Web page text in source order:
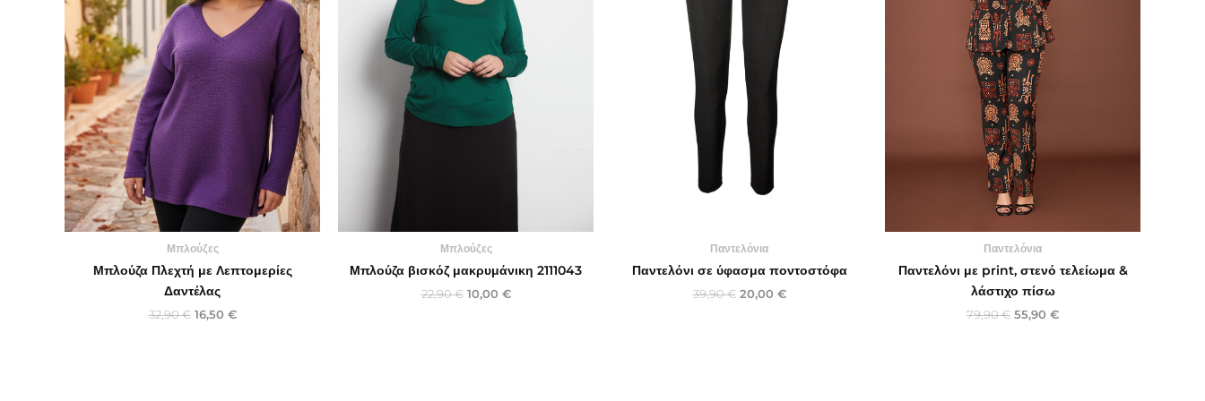
Μπλούζες
Μπλούζα Πλεχτή με Λεπτομερίες
Δαντέλας
32,90€ 16,50 €
Μπλούζες
Μπλούζα βισκόζ μακρυμάνικη 2111043
22,90€ 10,00 €
Παντελόνια
Παντελόνι σε ύφασμα ποντοστόφα
39,90€ 20,00 €
Παντελόνια
Παντελόνι με print, στενό τελείωμα &
λάστιχο πίσω
79,90€ 55,90 €